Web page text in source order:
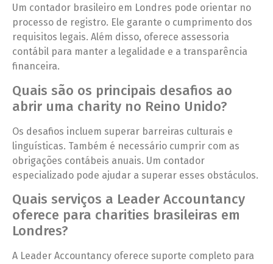
Um contador brasileiro em Londres pode orientar no
processo de registro. Ele garante o cumprimento dos
requisitos legais. Além disso, oferece assessoria
contábil para manter a legalidade e a transparência
financeira.
Quais são os principais desafios ao
abrir uma charity no Reino Unido?
Os desafios incluem superar barreiras culturais e
linguísticas. Também é necessário cumprir com as
obrigações contábeis anuais. Um contador
especializado pode ajudar a superar esses obstáculos.
Quais serviços a Leader Accountancy
oferece para charities brasileiras em
Londres?
A Leader Accountancy oferece suporte completo para